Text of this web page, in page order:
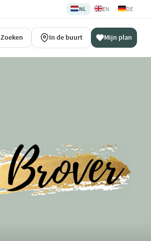
🇳🇱NL 🇬🇧EN 🇩🇪DE
Zoeken In de buurt Mijn plan